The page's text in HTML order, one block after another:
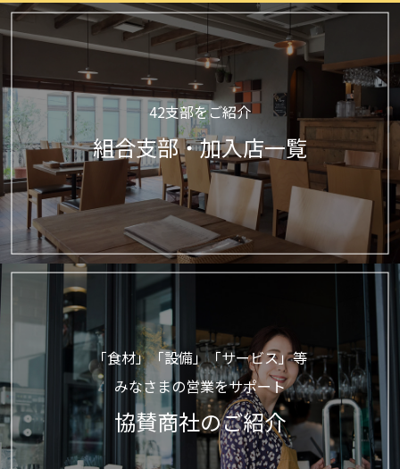
42支部をご紹介
組合支部・加入店一覧
「食材」「設備」「サービス」等
みなさまの営業をサポート
協賛商社のご紹介